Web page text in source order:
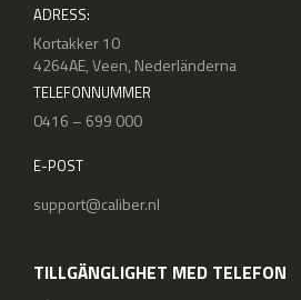
ADRESS:
Kortakker 10
4264AE, Veen, Nederländerna
TELEFONNUMMER
0416 – 699 000
E-POST
support@caliber.nl
TILLGÄNGLIGHET MED TELEFON